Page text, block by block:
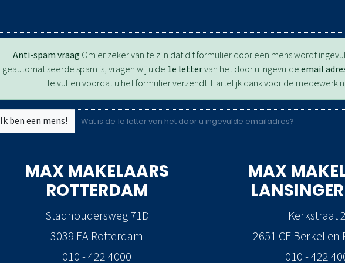
Anti-spam vraag Om er zeker van te zijn dat dit formulier door een mens wordt
geautomatiseerde spam is, vragen wij u de 1e lettervan het door u ingevulde email
te vullen voordat u het formulier verzendt. Hartelijk dank voor de
Ik ben een mens!
MAX MAKELAARS
ROTTERDAM
Stadhoudersweg 71D
3039 EA Rotterdam
010 - 422 4000
MAX
Kerkstraat
2651 CE Berkel en
010 - 422